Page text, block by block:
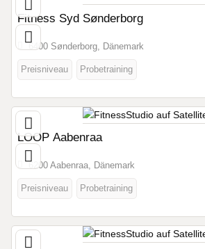
Fitness Syd Sønderborg
6400 Sønderborg, Dänemark
Preisniveau Probetraining
LOOP Aabenraa
6200 Aabenraa, Dänemark
Preisniveau Probetraining